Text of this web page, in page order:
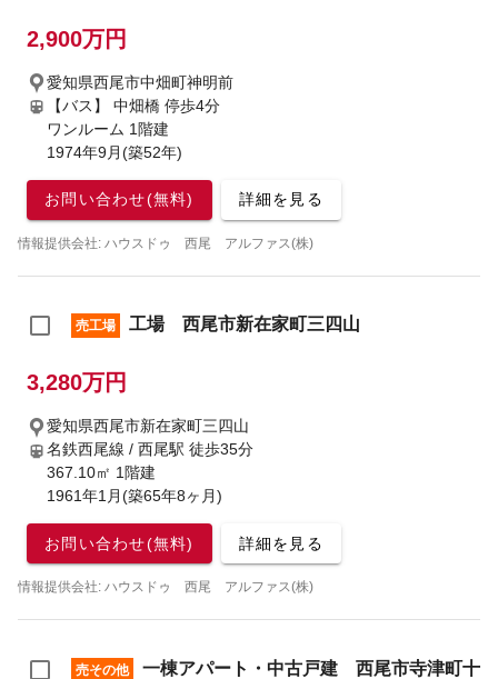
2,900万円
愛知県西尾市中畑町神明前
【バス】 中畑橋 停歩4分
ワンルーム 1階建
1974年9月(築52年)
お問い合わせ(無料) 詳細を見る
情報提供会社: ハウスドゥ 西尾 アルファス(株)
売工場 工場 西尾市新在家町三四山
3,280万円
愛知県西尾市新在家町三四山
名鉄西尾線 / 西尾駅 徒歩35分
367.10㎡ 1階建
1961年1月(築65年8ヶ月)
お問い合わせ(無料) 詳細を見る
情報提供会社: ハウスドゥ 西尾 アルファス(株)
売その他
一棟アパート・中古戸建 西尾市寺津町十